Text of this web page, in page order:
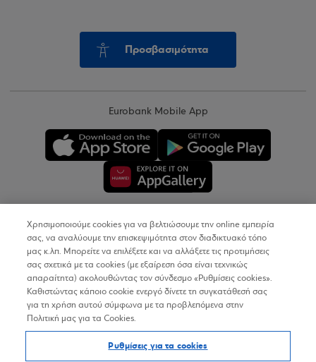
Προσβασιμότητα
Eurobank Mobile App
Copyright © 2026
Όροι Χρήσης
Προσωπικά Δεδομένα στον Διαδικτυακό Τόπο
Δήλωση Προσβασιμότητας
Χρησιμοποιούμε cookies για να βελτιώσουμε την online εμπειρία
σας, να αναλύουμε την επισκεψιμότητα στον διαδικτυακό τόπο
μας κ.λπ. Μπορείτε να επιλέξετε και να αλλάξετε τις προτιμήσεις
σας σχετικά με τα cookies (με εξαίρεση όσα είναι τεχνικώς
απαραίτητα) ακολουθώντας τον σύνδεσμο «Ρυθμίσεις cookies».
Καθιστώντας κάποιο cookie ενεργό δίνετε τη συγκατάθεσή σας
για τη χρήση αυτού σύμφωνα με τα προβλεπόμενα στην
Πολιτική μας για τα Cookies.
Ρυθμίσεις για τα cookies